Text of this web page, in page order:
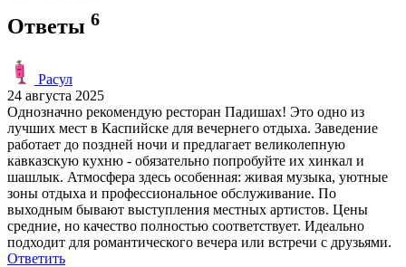
Ответы 6
Расул
24 августа 2025
Однозначно рекомендую ресторан Падишах! Это одно из
лучших мест в Каспийске для вечернего отдыха. Заведение
работает до поздней ночи и предлагает великолепную
кавказскую кухню - обязательно попробуйте их хинкал и
шашлык. Атмосфера здесь особенная: живая музыка, уютные
зоны отдыха и профессиональное обслуживание. По
выходным бывают выступления местных артистов. Цены
средние, но качество полностью соответствует. Идеально
подходит для романтического вечера или встречи с друзьями.
Ответить